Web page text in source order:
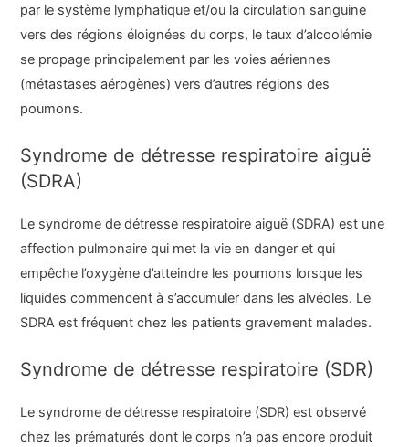
par le système lymphatique et/ou la circulation sanguine
vers des régions éloignées du corps, le taux d’alcoolémie
se propage principalement par les voies aériennes
(métastases aérogènes) vers d’autres régions des
poumons.
Syndrome de détresse respiratoire aiguë
(SDRA)
Le syndrome de détresse respiratoire aiguë (SDRA) est une
affection pulmonaire qui met la vie en danger et qui
empêche l’oxygène d’atteindre les poumons lorsque les
liquides commencent à s’accumuler dans les alvéoles. Le
SDRA est fréquent chez les patients gravement malades.
Syndrome de détresse respiratoire (SDR)
Le syndrome de détresse respiratoire (SDR) est observé
chez les prématurés dont le corps n’a pas encore produit